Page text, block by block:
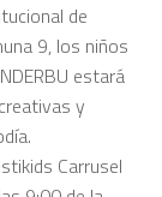
de
9, los niños
estará
y
Carrusel